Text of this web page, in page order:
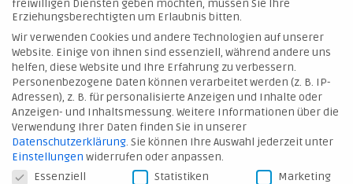
die Begleitung der Energieindustrie in ihrem Wandel
WEITERBILDUNG
Wir bieten individuelle Entwicklungsperspektiven,
freiwilligen Diensten geben möchten, müssen Sie Ihre
Erziehungsberechtigten um Erlaubnis bitten.
Wir verwenden Cookies und andere Technologien auf unserer
Website. Einige von ihnen sind essenziell, während andere uns
helfen, diese Website und Ihre Erfahrung zu verbessern.
Personenbezogene Daten können verarbeitet werden (z. B. IP-
Adressen), z. B. für personalisierte Anzeigen und Inhalte oder
Anzeigen- und Inhaltsmessung. Weitere Informationen über die
Verwendung Ihrer Daten finden Sie in unserer
Datenschutzerklärung. Sie können Ihre Auswahl jederzeit unter
Einstellungen widerrufen oder anpassen.
Datenschutzeinstellungen
Essenziell Statistiken
Marketing